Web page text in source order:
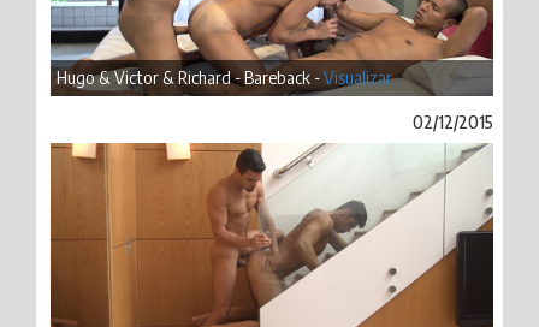
Hugo & Victor & Richard - Bareback -Visualizar
02/12/2015